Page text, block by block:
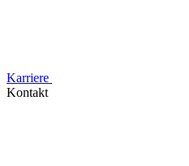
Karriere
Kontakt